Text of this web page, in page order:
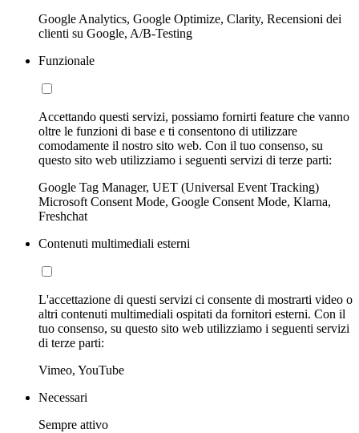
Google Analytics, Google Optimize, Clarity, Recensioni dei
clienti su Google, A/B-Testing
Funzionale
Accettando questi servizi, possiamo fornirti feature che vanno
oltre le funzioni di base e ti consentono di utilizzare
comodamente il nostro sito web. Con il tuo consenso, su
questo sito web utilizziamo i seguenti servizi di terze parti:
Google Tag Manager, UET (Universal Event Tracking)
Microsoft Consent Mode, Google Consent Mode, Klarna,
Freshchat
Contenuti multimediali esterni
L'accettazione di questi servizi ci consente di mostrarti video o
altri contenuti multimediali ospitati da fornitori esterni. Con il
tuo consenso, su questo sito web utilizziamo i seguenti servizi
di terze parti:
Vimeo, YouTube
Necessari
Sempre attivo